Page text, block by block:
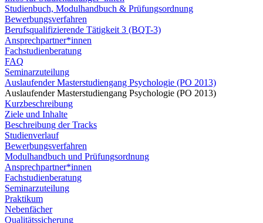
Studienbuch, Modulhandbuch & Prüfungsordnung
Bewerbungsverfahren
Berufsqualifizierende Tätigkeit 3 (BQT-3)
Ansprechpartner*innen
Fachstudienberatung
FAQ
Seminarzuteilung
Auslaufender Masterstudiengang Psychologie (PO 2013)
Auslaufender Masterstudiengang Psychologie (PO 2013)
Kurzbeschreibung
Ziele und Inhalte
Beschreibung der Tracks
Studienverlauf
Bewerbungsverfahren
Modulhandbuch und Prüfungsordnung
Ansprechpartner*innen
Fachstudienberatung
Seminarzuteilung
Praktikum
Nebenfächer
Qualitätssicherung